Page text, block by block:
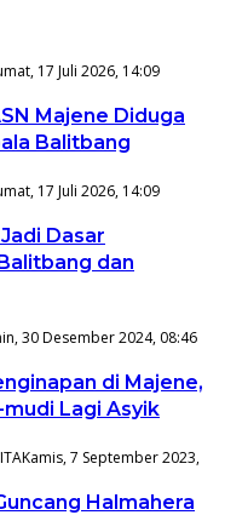
17 Juli 2026, 14:09
Majene Diduga
Balitbang
17 Juli 2026, 14:09
Dasar
dan
30 Desember 2024, 08:46
di Majene,
Lagi Asyik
Kamis, 7 September 2023,
Halmahera